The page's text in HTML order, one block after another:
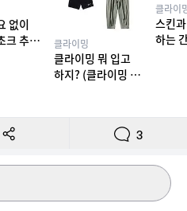
없이
크 추천
클라이밍
클라이밍 뭐 입고
하지? (클라이밍 복
클라이
스킨
하는
3